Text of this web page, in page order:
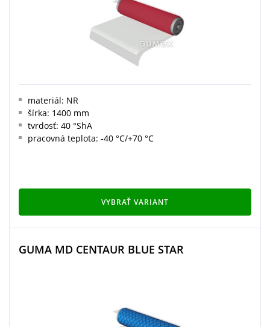
materiál: NR
šírka: 1400 mm
tvrdosť: 40 °ShA
pracovná teplota: -40 °C/+70 °C
VYBRAŤ VARIANT
GUMA MD CENTAUR BLUE STAR